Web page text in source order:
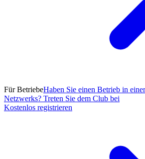
Für BetriebeHaben Sie einen Betrieb in
Netzwerks? Treten Sie dem Club bei
Kostenlos registrieren